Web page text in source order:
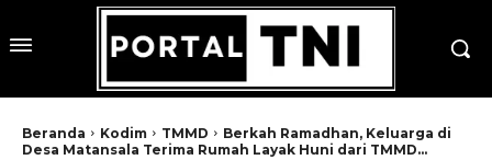
Beranda Kodim TMMD
Berkah Ramadhan, Keluarga di
Desa Matansala Terima Rumah Layak Huni dari TMMD...